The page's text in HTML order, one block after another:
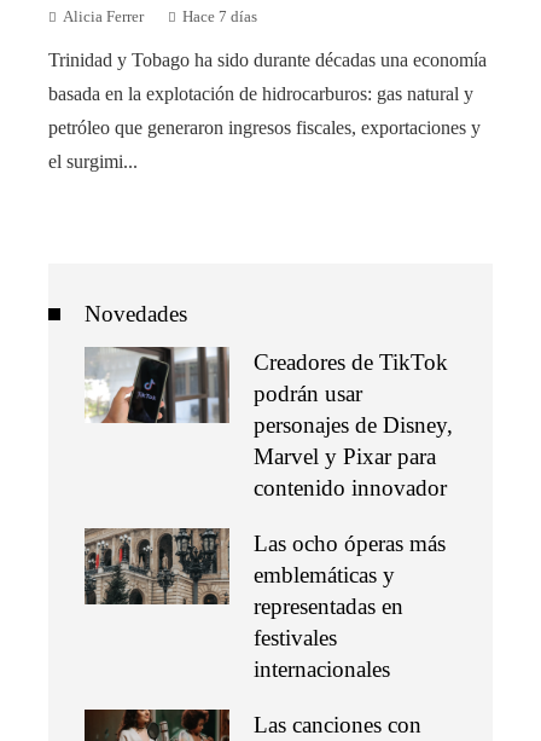
Alicia Ferrer Hace 7 días
Trinidad y Tobago ha sido durante décadas una economía
basada en la explotación de hidrocarburos: gas natural y
petróleo que generaron ingresos fiscales, exportaciones y
el surgimi...
Novedades
Creadores de TikTok
podrán usar
personajes de Disney,
Marvel y Pixar para
contenido innovador
Las ocho óperas más
emblemáticas y
representadas en
festivales
internacionales
Las canciones con